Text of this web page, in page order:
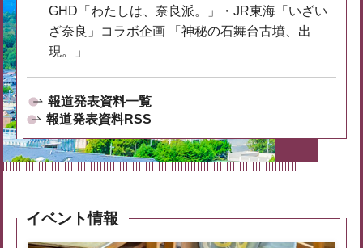
GHD「わたしは、奈良派。」・JR東海「いざい
ざ奈良」コラボ企画 「神秘の石舞台古墳、出
現。」
報道発表資料一覧
報道発表資料RSS
イベント情報